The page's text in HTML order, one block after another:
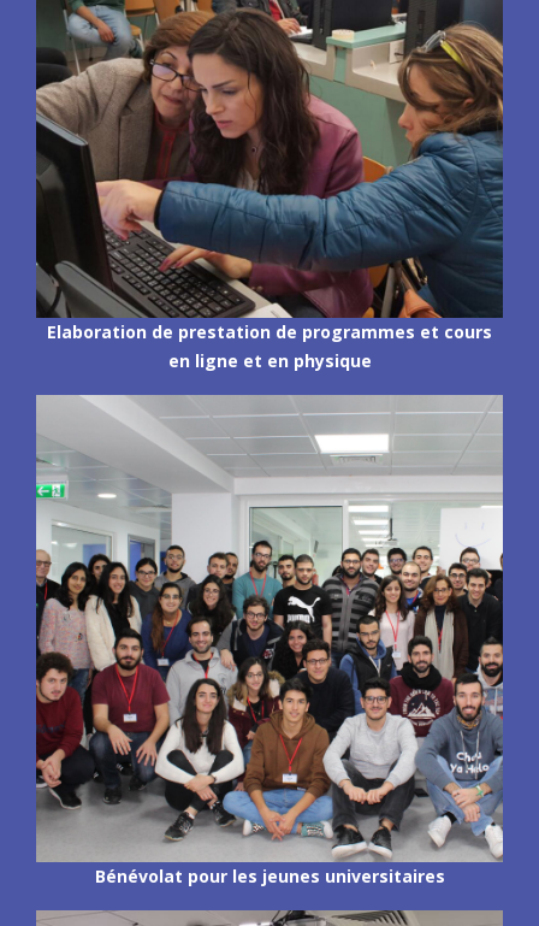
Elaboration de prestation de programmes et cours
en ligne et en physique
Bénévolat pour les jeunes universitaires